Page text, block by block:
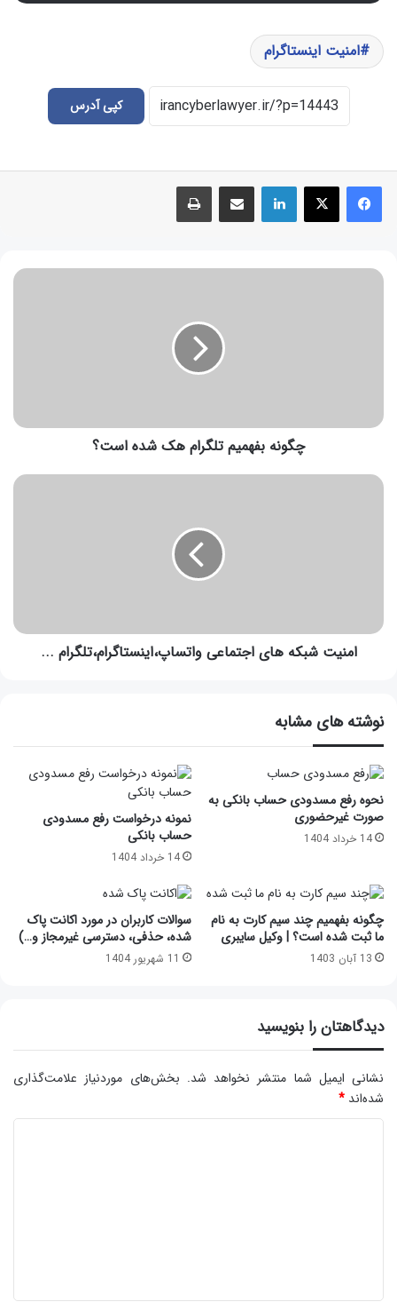
امنیت اینستاگرام
کپی آدرس
چگونه بفهمیم تلگرام هک شده است؟
امنیت شبکه های اجتماعی واتساپ،اینستاگرام،تلگرام ...
نوشته های مشابه
نحوه رفع مسدودی حساب بانکی به
صورت غیرحضوری
14 خرداد 1404
نمونه درخواست رفع مسدودی
حساب بانکی
14 خرداد 1404
چگونه بفهمیم چند سیم کارت به نام
ما ثبت شده است؟ | وکیل سایبری
13 آبان 1403
سوالات کاربران در مورد اکانت پاک
شده، حذفی، دسترسی غیرمجاز و…)
11 شهریور 1404
دیدگاهتان را بنویسید
نشانی ایمیل شما منتشر نخواهد شد. بخش‌های موردنیاز علامت‌گذاری
شده‌اند *